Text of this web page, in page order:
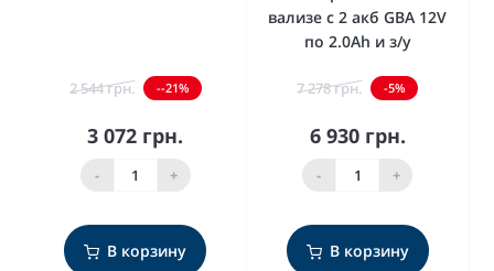
2 544 грн. --21%
3 072 грн.
- +
В корзину
вализе с 2 акб GBA 12V
по 2.0Ah и з/у
7 278 грн. -5%
6 930 грн.
- +
В корзину